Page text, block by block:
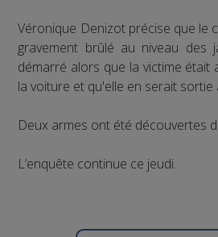
Véronique Denizot précise que le
gravement brûlé au niveau des
démarré alors que la victime était
la voiture et qu'elle en serait sortie
Deux armes ont été découvertes
L’enquête continue ce jeudi.